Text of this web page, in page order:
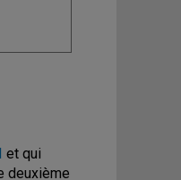
et qui
deuxième